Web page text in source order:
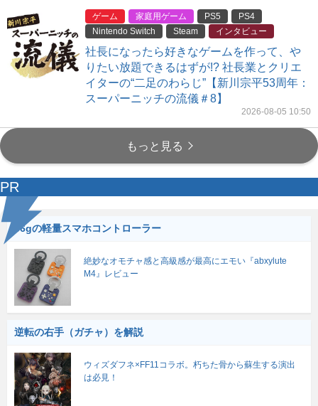
ゲーム 家庭用ゲーム PS5
PS4
Nintendo Switch
Steam インタビュー
社長になったら好きなゲームを作って、や
りたい放題できるはずが!? 社長業とクリエ
イターの“二足のわらじ”【新川宗平53周年：
スーパーニッチの流儀＃8】
2026-08-05 10:50
もっと見る
PR
56gの軽量スマホコントローラー
絶妙なオモチャ感と高級感が最高にエモい『abxylute
M4』レビュー
逆転の右手（ガチャ）を解説
ウィズダフネ×FF11コラボ。朽ちた骨から蘇生する演出
は必見！